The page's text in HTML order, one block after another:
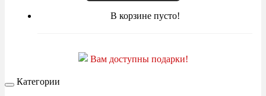
В корзине пусто!
Вам доступны подарки!
Категории